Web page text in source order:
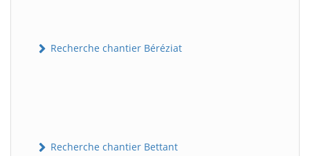
Recherche chantier Béréziat
Recherche chantier Bettant